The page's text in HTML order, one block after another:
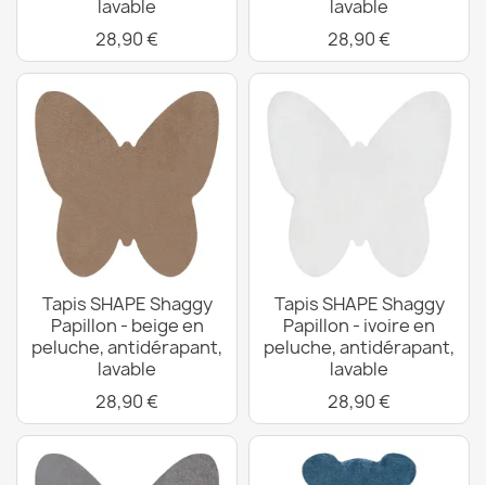
lavable
28,90 €
lavable
28,90 €
Tapis SHAPE Shaggy
Papillon - beige en
peluche, antidérapant,
lavable
28,90 €
Tapis SHAPE Shaggy
Papillon - ivoire en
peluche, antidérapant,
lavable
28,90 €